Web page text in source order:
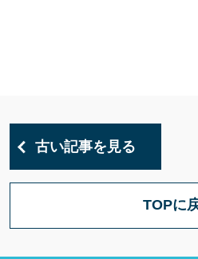
古い記事を見る
TOPに